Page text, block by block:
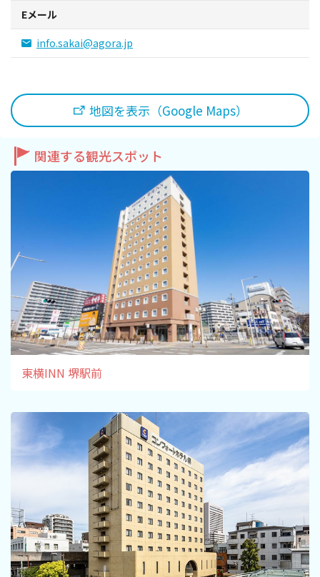
Eメール
info.sakai@agora.jp
地図を表示（Google Maps）
関連する観光スポット
東横INN 堺駅前